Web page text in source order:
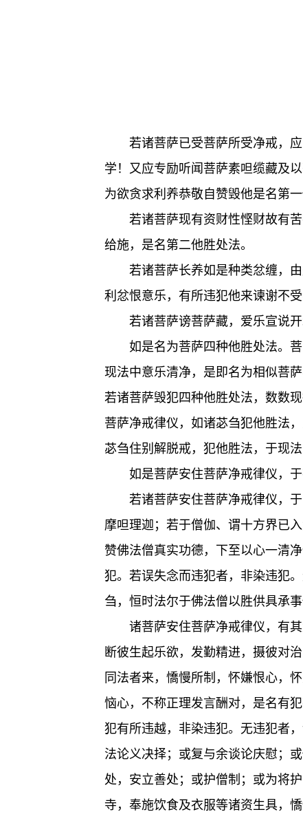
若诸菩萨已受菩萨所受净戒，
学！又应专励听闻菩萨素呾缆藏及
为欲贪求利养恭敬自赞毁他是名第一
若诸菩萨现有资财性悭财故有
给施，是名第二他胜处法。
若诸菩萨长养如是种类忿缠，
利忿恨意乐，有所违犯他来谏谢不
若诸菩萨谤菩萨藏，爱乐宣说
如是名为菩萨四种他胜处法。
现法中意乐清净，是即名为相似菩
若诸菩萨毁犯四种他胜处法，数数
菩萨净戒律仪，如诸苾刍犯他胜法
苾刍住别解脱戒，犯他胜法，于现法
如是菩萨安住菩萨净戒律仪，
若诸菩萨安住菩萨净戒律仪，
摩呾理迦；若于僧伽、谓十方界已
赞佛法僧真实功德，下至以心一清
犯。若误失念而违犯者，非染违犯
刍，恒时法尔于佛法僧以胜供具承事
诸菩萨安住菩萨净戒律仪，有
断彼生起乐欲，发勤精进，摄彼对
同法者来，憍慢所制，怀嫌恨心，
恼心，不称正理发言酬对，是名有
犯有所违越，非染违犯。无违犯者
法论义决择；或复与余谈论庆慰；
处，安立善处；或护僧制；或为将
寺，奉施饮食及衣服等诸资生具，